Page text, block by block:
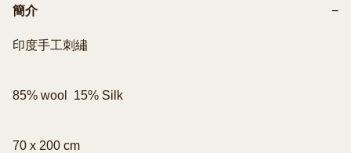
簡介 −
印度手工刺繡
85% wool  15% Silk
70 x 200 cm